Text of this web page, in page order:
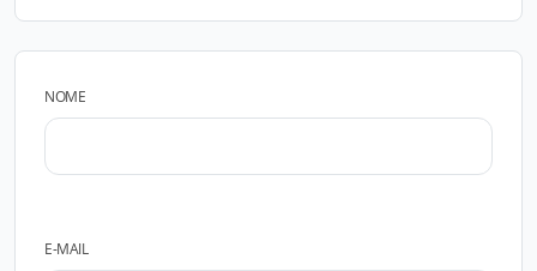
NOME
E-MAIL